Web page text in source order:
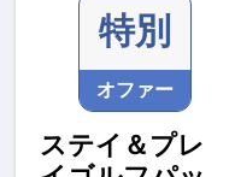
特別
オファー
ステイ＆プレ